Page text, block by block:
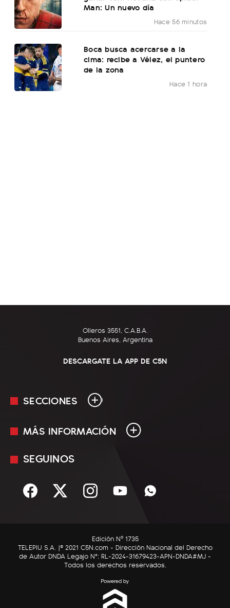
Man: Un nuevo día
Hace 56 minutos
Boca busca acercarse a la
cima: recibe a Vélez, el puntero
de la zona
Hace 1 hora
Olleros 3551, C.A.B.A.
Buenos Aires, Argentina
DESCARGATE LA APP DE C5N
SECCIONES
En Vivo
Sociedad
C5N Autos
RatingCero
MÁS INFORMACIÓN
Mediakit
Términos y condiciones
SEGUINOS
Edición Nº 1735
TELEPIU S.A. |© 2021 C5N.com - Dirección Nacional del Derecho
de Autor DNDA Legajo N°: RL-2024-31679423-APN-DNDA#MJ -
Todos los derechos reservados.